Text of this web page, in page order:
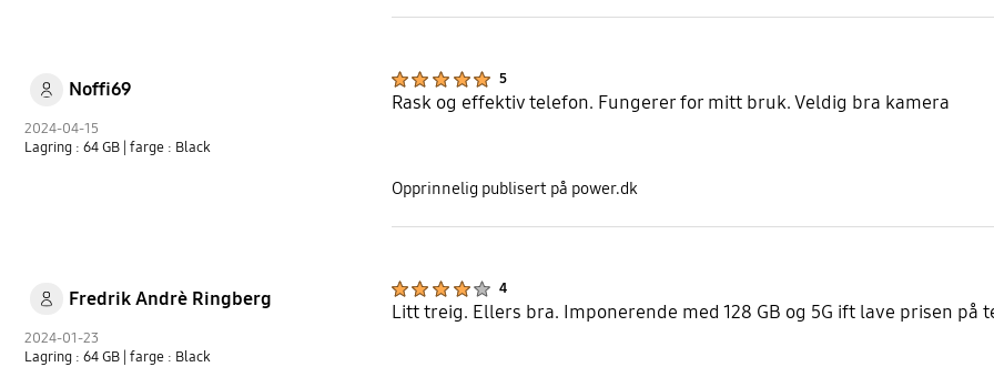
Noffi69
2024-04-15
Lagring : 64 GB | farge : Black
5
Rask og effektiv telefon. Fungerer for mitt bruk. Veldig bra kamera
Opprinnelig publisert på power.dk
Fredrik Andrè Ringberg
2024-01-23
Lagring : 64 GB | farge : Black
4
Litt treig. Ellers bra. Imponerende med 128 GB og 5G ift lave prisen på